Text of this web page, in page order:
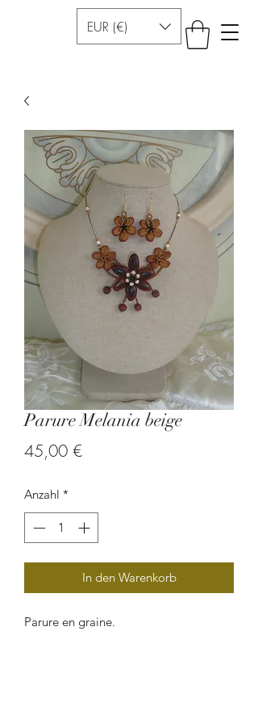
EUR (€)
Parure Melania beige
45,00 €Preis
Anzahl *
In den Warenkorb
Parure en graine.